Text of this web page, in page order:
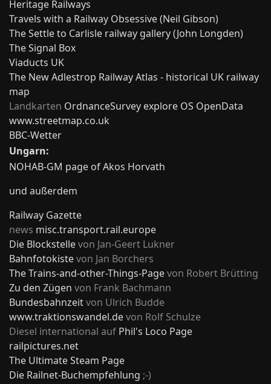
Heritage Railways
Travels with a Railway Obsessive (Neil Gibson)
The Settle to Carlisle railway gallery (John Longden)
The Signal Box
Viaducts UK
The New Adlestrop Railway Atlas - historical UK railway
map
Landkarten OrdnanceSurvey explore OS OpenData
www.streetmap.co.uk
BBC-Wetter
Ungarn:
NOHAB-GM page of Akos Horvath
und außerdem
Railway Gazette
news misc.transport.rail.europe
Die Blockstellevon Jan-Geert Lukner
Bahnfotokistevon Jan Borchers
The Trains-and-other-Things-Pagevon Robert Brütting
Zu den Zügen von Frank Bachmann
Bundesbahnzeitvon Ulrich Budde
www.traktionswandel.devon Rolf Schulze
Diesel international auf Phil's Loco Page
railpictures.net
The Ultimate Steam Page
Die Railnet-Buchempfehlung ;-)